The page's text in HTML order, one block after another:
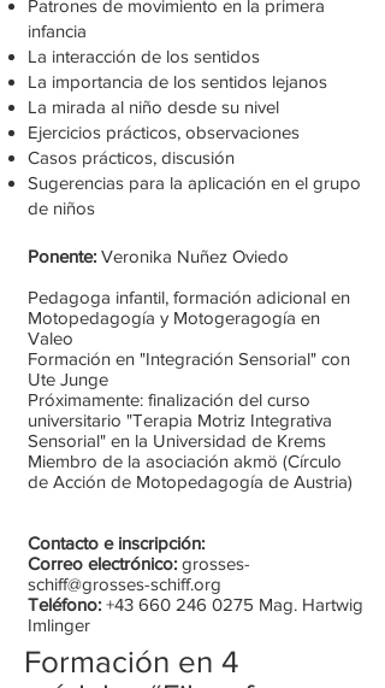
Patrones de movimiento en la primera
infancia
La interacción de los sentidos
La importancia de los sentidos lejanos
La mirada al niño desde su nivel
Ejercicios prácticos, observaciones
Casos prácticos, discusión
Sugerencias para la aplicación en el grupo
de niños
Ponente: Veronika Nuñez Oviedo
Pedagoga infantil, formación adicional en
Motopedagogía y Motogeragogía en
Valeo
Formación en "Integración Sensorial" con
Ute Junge
Próximamente: finalización del curso
universitario "Terapia Motriz Integrativa
Sensorial" en la Universidad de Krems
Miembro de la asociación akmö (Círculo
de Acción de Motopedagogía de Austria)
Contacto e inscripción:
Correo electrónico: grosses-
schiff@grosses-schiff.org
Teléfono: +43 660 246 0275 Mag. Hartwig
Imlinger
Formación en 4